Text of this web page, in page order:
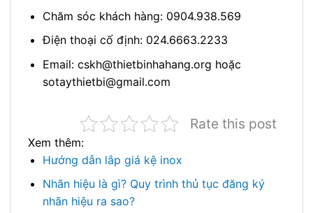
Chăm sóc khách hàng: 0904.938.569
Điện thoại cố định: 024.6663.2233
Email: cskh@thietbinhahang.org hoặc
sotaythietbi@gmail.com
Rate this post
Xem thêm:
Hướng dẫn lắp giá kệ inox
Nhãn hiệu là gì? Quy trình thủ tục đăng ký
nhãn hiệu ra sao?